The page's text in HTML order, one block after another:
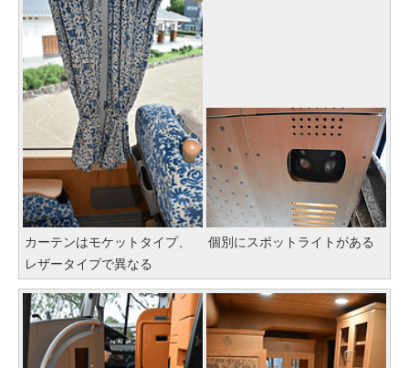
カーテンはモケットタイプ、
レザータイプで異なる
個別にスポットライトがある